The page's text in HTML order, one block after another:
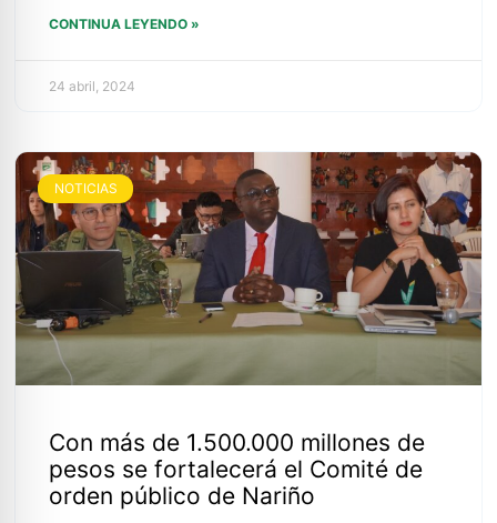
CONTINUA LEYENDO »
24 abril, 2024
NOTICIAS
Con más de 1.500.000 millones de
pesos se fortalecerá el Comité de
orden público de Nariño